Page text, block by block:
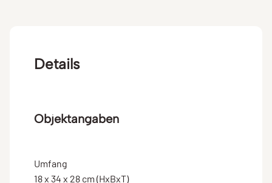
Details
Objektangaben
Umfang
18 x 34 x 28 cm (HxBxT)